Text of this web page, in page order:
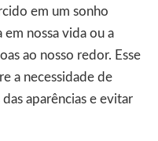
em um sonho
em nossa vida ou a
ao nosso redor. Esse
a necessidade de
aparências e evitar